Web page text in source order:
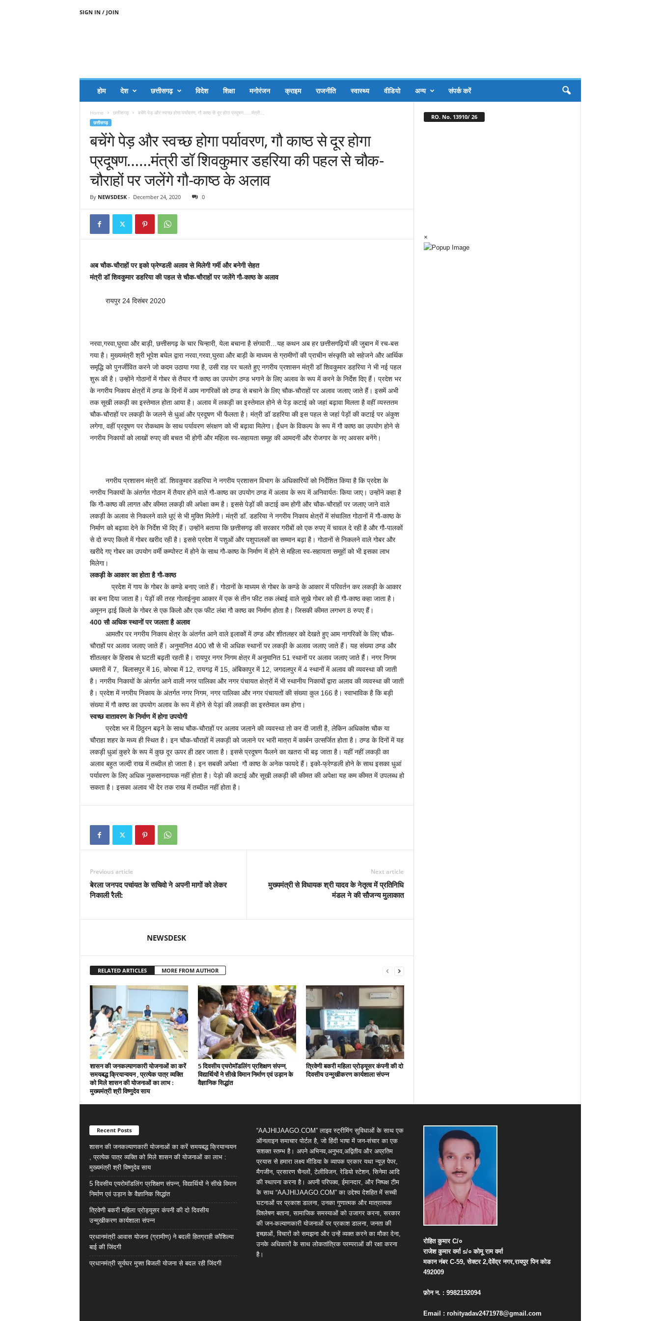
SIGN IN / JOIN
होम देश छत्तीसगढ़ विदेश शिक्षा मनोरंजन क्राइम राजनीति स्वास्थ्य वीडियो अन्य संपर्क करें
Home छत्तीसगढ़ बचेंगे पेड़ और स्वच्छ होगा पर्यावरण, गौ काष्ठ से दूर होगा प्रदूषण……मंत्री...
छत्तीसगढ़
बचेंगे पेड़ और स्वच्छ होगा पर्यावरण, गौ काष्ठ से दूर होगा
प्रदूषण……मंत्री डॉ शिवकुमार डहरिया की पहल से चौक-
चौराहों पर जलेंगे गौ-काष्ठ के अलाव
By NEWSDESK- December 24, 2020 0
अब चौक-चौराहों पर इको फ्रेण्डली अलाव से मिलेगी गर्मी और बनेगी सेहत
मंत्री डॉ शिवकुमार डहरिया की पहल से चौक-चौराहों पर जलेंगे गौ-काष्ठ के अलाव
रायपुर 24 दिसंबर 2020
नरवा,गरवा,घुरवा और बाड़ी, छत्तीसगढ़ के चार चिन्हारी, येला बचाना है संगवारी…यह कथन अब हर छत्तीसगढ़ियों की जुबान में रच-बस
गया है। मुख्यमंत्री श्री भूपेश बघेल द्वारा नरवा,गरवा,घुरवा और बाड़ी के माध्यम से ग्रामीणों की प्राचीन संस्कृति को सहेजने और आर्थिक
समृद्धि को पुनर्जीवित करने जो कदम उठाया गया है, उसी राह पर चलते हुए नगरीय प्रशासन मंत्री डॉ शिवकुमार डहरिया ने भी नई पहल
शुरू की है। उन्होंने गोठानों में गोबर से तैयार गौ काष्ठ का उपयोग ठण्ड भगाने के लिए अलाव के रूप में करने के निर्देश दिए हैं। प्रदेश भर
के नगरीय निकाय क्षेत्रों में ठण्ड के दिनों में आम नागरिकों को ठण्ड से बचाने के लिए चौक-चौराहों पर अलाव जलाए जाते हैं। इसमें अभी
तक सूखी लकड़ी का इस्तेमाल होता आया है। अलाव में लकड़ी का इस्तेमाल होने से पेड़ कटाई को जहां बढ़ावा मिलता है वहीं व्यस्ततम
चौक-चौराहों पर लकड़ी के जलने से धुआं और प्रदूषण भी फैलता है। मंत्री डॉ डहरिया की इस पहल से जहां पेड़ों की कटाई पर अंकुश
लगेगा, वहीं प्रदूषण पर रोकथाम के साथ पर्यावरण संरक्षण को भी बढ़ावा मिलेगा। ईंधन के विकल्प के रूप में गौ काष्ठ का उपयोग होने से
नगरीय निकायों को लाखों रुपए की बचत भी होगी और महिला स्व-सहायता समूह की आमदनी और रोजगार के नए अवसर बनेंगे।
नगरीय प्रशासन मंत्री डॉ. शिवकुमार डहरिया ने नगरीय प्रशासन विभाग के अधिकारियों को निर्देशित किया है कि प्रदेश के
नगरीय निकायों के अंतर्गत गोठान में तैयार होने वाले गौ-काष्ठ का उपयोग ठण्ड में अलाव के रूप में अनिवार्यतः किया जाए। उन्होंने कहा है
कि गौ-काष्ठ की लागत और कीमत लकड़ी की अपेक्षा कम है। इससे पेड़ों की कटाई कम होगी और चौक-चौराहों पर जलाए जाने वाले
लकड़ी के अलाव से निकलने वाले धुएं से भी मुक्ति मिलेगी। मंत्री डॉ. डहरिया ने नगरीय निकाय क्षेत्रों में संचालित गोठानों में गौ-काष्ठ के
निर्माण को बढ़ावा देने के निर्देश भी दिए हैं। उन्होंने बताया कि छत्तीसगढ़ की सरकार गरीबों को एक रुपए में चावल दे रही है और गौ-पालकों
से दो रुपए किलो में गोबर खरीद रही है। इससे प्रदेश में पशुओं और पशुपालकों का सम्मान बढ़ा है। गोठानों से निकलने वाले गोबर और
खरीदे गए गोबर का उपयोग वर्मी कम्पोस्ट में होने के साथ गौ-काष्ठ के निर्माण में होने से महिला स्व-सहायता समूहों को भी इसका लाभ
मिलेगा।
लकड़ी के आकार का होता है गौ-काष्ठ
प्रदेश में गाय के गोबर के कण्डे बनाए जाते हैं। गोठानों के माध्यम से गोबर के कण्डे के आकार में परिवर्तन कर लकड़ी के आकार
का बना दिया जाता है। पेड़ों की तरह गोलाईनुमा आकार में एक से तीन फीट तक लंबाई वाले सूखे गोबर को ही गौ-काष्ठ कहा जाता है।
अमूनन ढ़ाई किलो के गोबर से एक किलो और एक फीट लंबा गौ काष्ठ का निर्माण होता है। जिसकी कीमत लगभग 8 रुपए हैं।
400 सौ अधिक स्थानों पर जलता है अलाव
आमतौर पर नगरीय निकाय क्षेत्र के अंतर्गत आने वाले इलाकों में ठण्ड और शीतलहर को देखते हुए आम नागरिकों के लिए चौक-
चौराहों पर अलाव जलाए जाते हैं। अनुमानित 400 सौ से भी अधिक स्थानों पर लकड़ी के अलाव जलाए जाते हैं। यह संख्या ठण्ड और
शीतलहर के हिसाब से घटती बढ़ती रहती है। रायपुर नगर निगम क्षेत्र में अनुमानित 51 स्थानों पर अलाव जलाए जाते हैं। नगर निगम
धमतरी में 7, बिलासपुर में 16, कोरबा में 12, रायगढ़ में 15, अंबिकापुर में 12, जगदलपुर में 4 स्थानों में अलाव की व्यवस्था की जाती
है। नगरीय निकायों के अंतर्गत आने वाली नगर पालिका और नगर पंचायत क्षेत्रों में भी स्थानीय निकायों द्वारा अलाव की व्यवस्था की जाती
है। प्रदेश में नगरीय निकाय के अंतर्गत नगर निगम, नगर पालिका और नगर पंचायतों की संख्या कुल 166 है। स्वाभाविक है कि बड़ी
संख्या में गौ काष्ठ का उपयोग अलाव के रूप में होने से पेड़ां की लकड़ी का इस्तेमाल कम होगा।
स्वच्छ वातावरण के निर्माण में होगा उपयोगी
प्रदेश भर में ठिठुरन बढ़ने के साथ चौक-चौराहों पर अलाव जलाने की व्यवस्था तो कर दी जाती है, लेकिन अधिकांश चौक या
चौराहा शहर के मध्य ही स्थित है। इन चौक-चौराहों में लकड़ी को जलाने पर भारी मात्रा में कार्बन उत्सर्जित होता है। ठण्ड के दिनों में यह
लकड़ी धुआं कुहरे के रूप में कुछ दूर ऊपर ही ठहर जाता है। इससे प्रदूषण फैलने का खतरा भी बढ़ जाता है। यहीं नहीं लकड़ी का
अलाव बहुत जल्दी राख में तब्दील हो जाता है। इन सबकी अपेक्षा गौ काष्ठ के अनेक फायदे हैं। इको-फ्रेण्डली होने के साथ इसका धुआं
पर्यावरण के लिए अधिक नुकसानदायक नहीं होता है। पेड़ो की कटाई और सूखी लकड़ी की कीमत की अपेक्षा यह कम कीमत में उपलब्ध हो
सकता है। इसका अलाव भी देर तक राख में तब्दील नहीं होता है।
Previous article
बेरला जनपद पचांयत के सचिवो ने अपनी मागों को लेकर
निकाली रैली:
Next article
मुख्यमंत्री से विधायक श्री यादव के नेतृत्व में प्रतिनिधि
मंडल ने की सौजन्य मुलाकात
NEWSDESK
RELATED ARTICLES MORE FROM AUTHOR
शासन की जनकल्याणकारी योजनाओं का करें
समयबद्ध क्रियान्वयन , प्रत्येक पात्र व्यक्ति
को मिले शासन की योजनाओं का लाभ :
मुख्यमंत्री श्री विष्णुदेव साय
5 दिवसीय एयरोमॉडलिंग प्रशिक्षण संपन्न,
विद्यार्थियों ने सीखे विमान निर्माण एवं उड़ान के
वैज्ञानिक सिद्धांत
त्रिवेणी बकरी महिला प्रोड्यूसर कंपनी की दो
दिवसीय उन्मुखीकरण कार्यशाला संपन्न
RO. No. 13910/ 26
×
Recent Posts
शासन की जनकल्याणकारी योजनाओं का करें समयबद्ध क्रियान्वयन
, प्रत्येक पात्र व्यक्ति को मिले शासन की योजनाओं का लाभ :
मुख्यमंत्री श्री विष्णुदेव साय
5 दिवसीय एयरोमॉडलिंग प्रशिक्षण संपन्न, विद्यार्थियों ने सीखे विमान
निर्माण एवं उड़ान के वैज्ञानिक सिद्धांत
त्रिवेणी बकरी महिला प्रोड्यूसर कंपनी की दो दिवसीय
उन्मुखीकरण कार्यशाला संपन्न
प्रधानमंत्री आवास योजना (ग्रामीण) ने बदली हितग्राही कौशिल्या
बाई की जिंदगी
प्रधानमंत्री सूर्यघर मुफ्त बिजली योजना से बदल रही जिंदगी
“AAJHIJAAGO.COM” लाइव स्ट्रीमिंग सुविधाओं के साथ एक
ऑनलाइन समाचार पोर्टल है, जो हिंदी भाषा में जन-संचार का एक
सशक्त स्तम्भ है। अपने अभिनव,अनुभव,अद्वितीय और अप्रतिम
प्रयास से हमारा लक्ष्य मीडिया के व्यापक प्रकार यथा न्यूज़ पेपर,
मैगजीन, प्रसारण चैनलों, टेलीविजन, रेडियो स्टेशन, सिनेमा आदि
की स्थापना करना है। अपनी परिपक्व, ईमानदार, और निष्पक्ष टीम
के साथ “AAJHIJAAGO.COM” का उद्देश्य देशहित में सच्ची
घटनाओं पर प्रकाश डालना, उनका गुणात्मक और मात्रात्मक
विश्लेषण बताना, सामाजिक समस्याओं को उजागर करना, सरकार
की जन-कल्याणकारी योजनाओं पर प्रकाश डालना, जनता की
इच्छाओं, विचारों को समझना और उन्हें व्यक्त करने का मौका देना,
उनके अधिकारों के साथ लोकतांत्रिक परम्पराओं की रक्षा करना
है।
रोहित कुमारC/०
राजेश कुमार वर्माs/० कोमू राम वर्मा
मकान नंबरC-59,सेक्टर2,देवेंद्र नगर,रायपुर पिन कोड
492009
फ़ोन न. : 9982192094
Email : rohityadav2471978@gmail.com